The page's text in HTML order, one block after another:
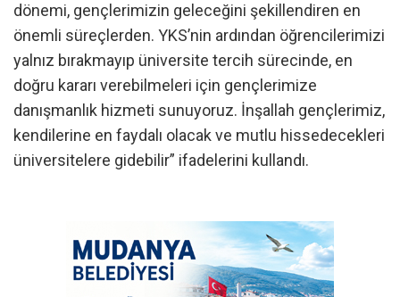
dönemi, gençlerimizin geleceğini şekillendiren en
önemli süreçlerden. YKS’nin ardından öğrencilerimizi
yalnız bırakmayıp üniversite tercih sürecinde, en
doğru kararı verebilmeleri için gençlerimize
danışmanlık hizmeti sunuyoruz. İnşallah gençlerimiz,
kendilerine en faydalı olacak ve mutlu hissedecekleri
üniversitelere gidebilir” ifadelerini kullandı.